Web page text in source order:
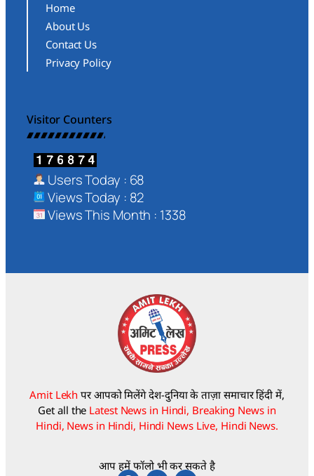
Home
About Us
Contact Us
Privacy Policy
Visitor Counters
Users Today : 68
Views Today : 82
Views This Month : 1338
Amit Lekh पर आपको मिलेंगे देश-दुनिया के ताज़ा समाचार हिंदी में,
Get all the Latest News in Hindi, Breaking News in
Hindi, News in Hindi, Hindi News Live, Hindi News.
आप हमें फॉलो भी कर सकते है